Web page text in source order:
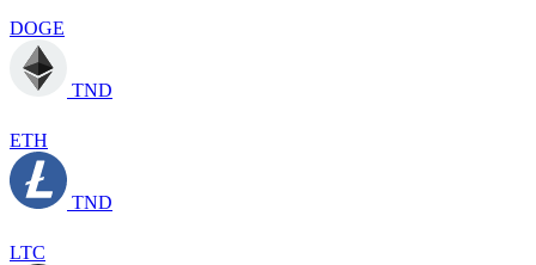
DOGE
TND
ETH
TND
LTC